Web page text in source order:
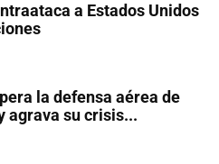
a Estados Unidos
la defensa aérea de
agrava su crisis...